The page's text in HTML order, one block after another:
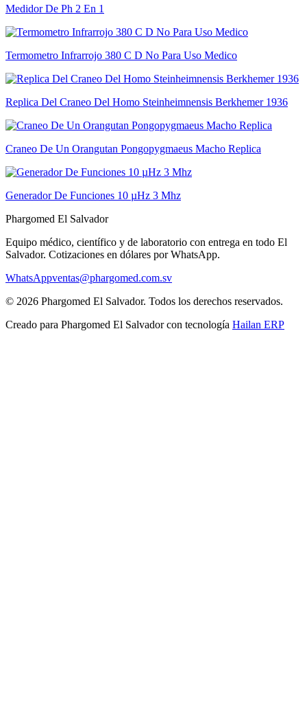
Medidor De Ph 2 En 1
Termometro Infrarrojo 380 C D No Para Uso Medico
Replica Del Craneo Del Homo Steinheimnensis Berkhemer 1936
Craneo De Un Orangutan Pongopygmaeus Macho Replica
Generador De Funciones 10 µHz 3 Mhz
Phargomed El Salvador
Equipo médico, científico y de laboratorio con entrega en todo El
Salvador. Cotizaciones en dólares por WhatsApp.
WhatsAppventas@phargomed.com.sv
© 2026 Phargomed El Salvador. Todos los derechos reservados.
Creado para Phargomed El Salvadorcon tecnología Hailan ERP